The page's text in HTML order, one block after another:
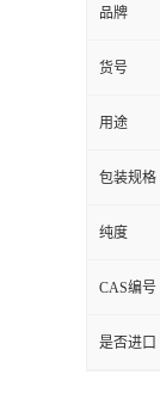
品牌
货号
用途
包装规格
纯度
CAS编号
是否进口